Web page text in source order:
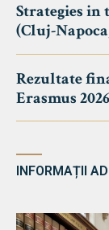
Strategies
(Cluj-
Rezultate
Erasmus
INFORMAȚII